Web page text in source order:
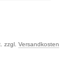
zzgl. Versandkosten